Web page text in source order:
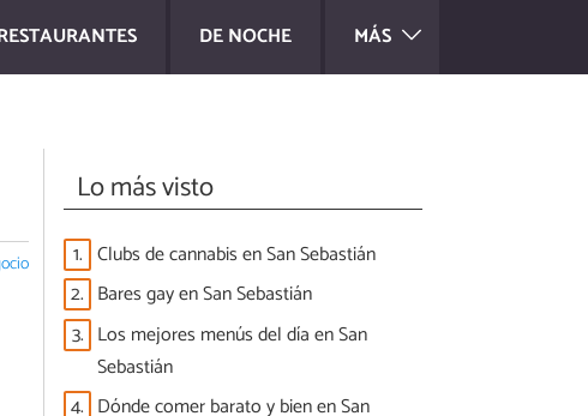
DE NOCHE MÁS
Lo más visto
1. Clubs de cannabis en San Sebastián
2. Bares gay en San Sebastián
3. Los mejores menús del día en San
Sebastián
4. Dónde comer barato y bien en San